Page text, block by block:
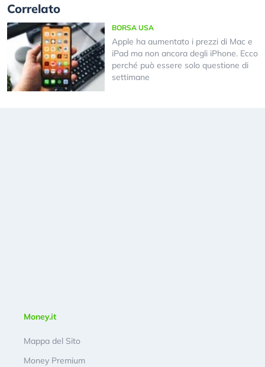
Correlato
BORSA USA
Apple ha aumentato i prezzi di Mac e
iPad ma non ancora degli iPhone. Ecco
perché può essere solo questione di
settimane
Money.it
Mappa del Sito
Money Premium